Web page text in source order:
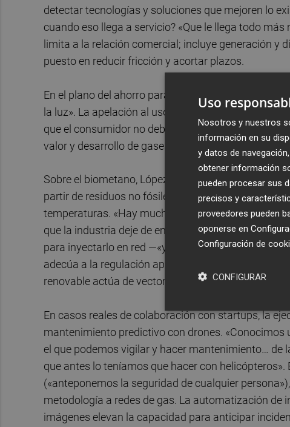
detectar tecnologías y soluciones que mejoren lo
cuando eso llega a servicio? «Que le llega todo
limita a la relación comercial; incluye generación
puesto en reducir fricción y acortar plazos.
En el plano del ahorro para el usuario, López
la luz». La apelación al uso responsable convive
que el consumidor no deba gestionar tanto: más
valor y desarrollo de gases renovables (biometano)
Sobre el biometano, López lo describe como «el
partir de residuos no fósiles. Su función es
temperaturas. «Hay muchos hornos que no
que la industria deje de emitir emisiones con un
para inyectarlo en red —«ya hemos comprobado
adecúa a la regulación aplicable y a la apuesta
renovable actúa de vector de transición para
En casos reales de colaboración con startups, la
mantenimiento predictivo con drones.
el que podemos vigilar y hacer mantenimiento… de
que antes lo teníamos que hacer con
(«anteponemos la seguridad de cualquier
metodología a redes de gas. La automatización
imágenes elevan la capacidad para anticipar
Uso
Nosotros y nuestros
información en su
y datos de
obtener información
pueden procesar sus
precisos y
proveedores pueden
oponerse en
Configuración de
CONFIGURAR